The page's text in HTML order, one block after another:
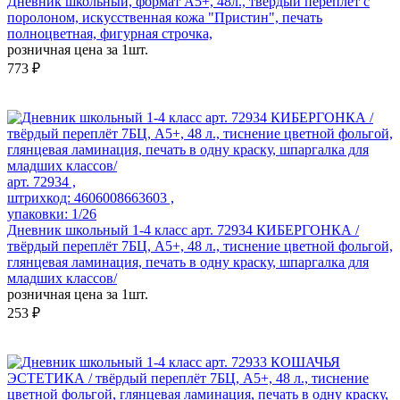
поролоном, искусственная кожа "Пристин", печать
полноцветная, фигурная строчка,
розничная цена за 1шт.
773 ₽
арт. 72934 ,
штрихкод: 4606008663603 ,
упаковки: 1/26
Дневник школьный 1-4 класс арт. 72934 КИБЕРГОНКА /
твёрдый переплёт 7БЦ, А5+, 48 л., тиснение цветной фольгой,
глянцевая ламинация, печать в одну краску, шпаргалка для
младших классов/
розничная цена за 1шт.
253 ₽